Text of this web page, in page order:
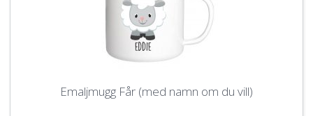
Emaljmugg Får (med namn om du vill)